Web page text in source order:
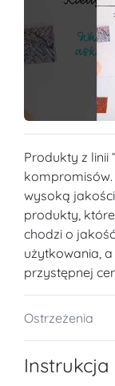
Produkty z linii
kompromisów.
wysoką
produkty,
chodzi o
użytkowania,
przystępnej
Ostrzeżenia
Instrukcja